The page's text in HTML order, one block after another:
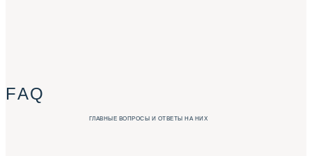
F A Q
ГЛАВНЫЕ ВОПРОСЫ И ОТВЕТЫ НА НИХ